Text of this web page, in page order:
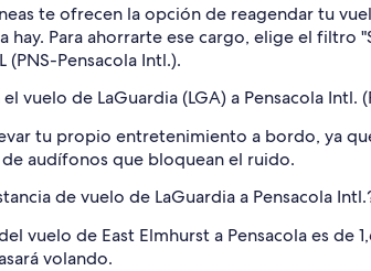
te ofrecen la opción de reagendar tu
hay. Para ahorrarte ese cargo, elige el filtro
(PNS-Pensacola Intl.).
vuelo de LaGuardia (LGA) a Pensacola Intl.
tu propio entretenimiento a bordo, ya
audífonos que bloquean el ruido.
de vuelo de LaGuardia a Pensacola
vuelo de East Elmhurst a Pensacola es
volando.